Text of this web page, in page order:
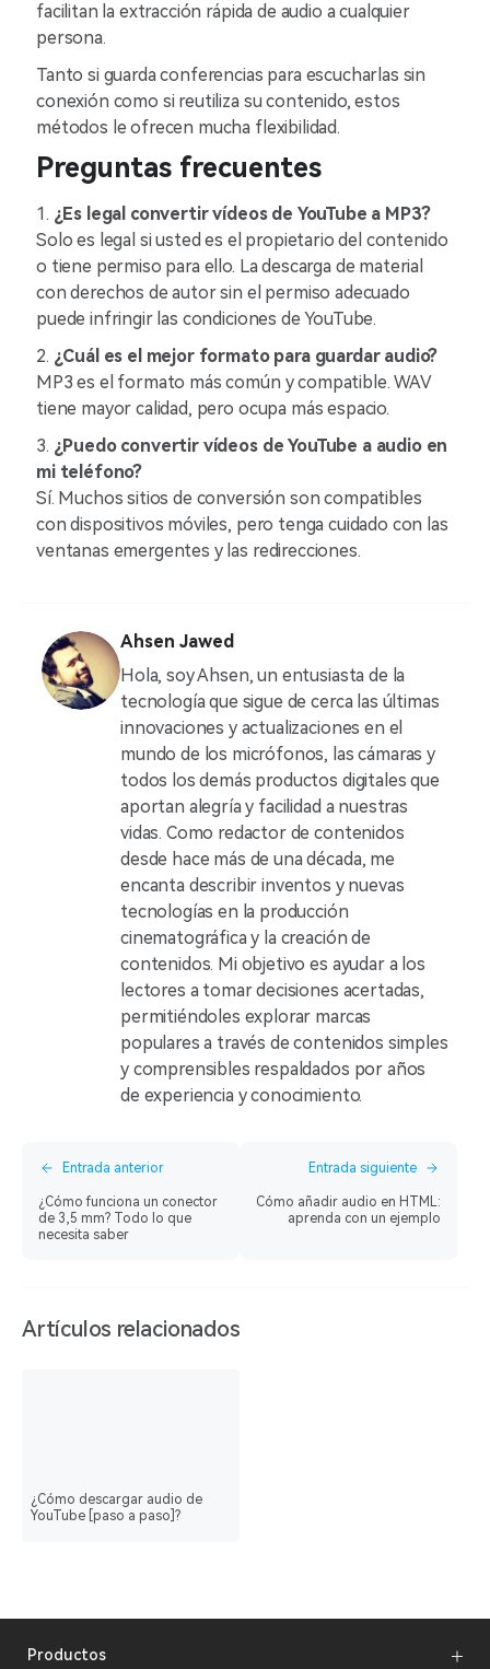
facilitan la extracción rápida de audio a cualquier
persona.
Tanto si guarda conferencias para escucharlas sin
conexión como si reutiliza su contenido, estos
métodos le ofrecen mucha flexibilidad.
Preguntas frecuentes
1. ¿Es legal convertir vídeos de YouTube a MP3?
Solo es legal si usted es el propietario del contenido
o tiene permiso para ello. La descarga de material
con derechos de autor sin el permiso adecuado
puede infringir las condiciones de YouTube.
2. ¿Cuál es el mejor formato para guardar audio?
MP3 es el formato más común y compatible. WAV
tiene mayor calidad, pero ocupa más espacio.
3. ¿Puedo convertir vídeos de YouTube a audio en
mi teléfono?
Sí. Muchos sitios de conversión son compatibles
con dispositivos móviles, pero tenga cuidado con las
ventanas emergentes y las redirecciones.
Ahsen Jawed
Hola, soy Ahsen, un entusiasta de la
tecnología que sigue de cerca las últimas
innovaciones y actualizaciones en el
mundo de los micrófonos, las cámaras y
todos los demás productos digitales que
aportan alegría y facilidad a nuestras
vidas. Como redactor de contenidos
desde hace más de una década, me
encanta describir inventos y nuevas
tecnologías en la producción
cinematográfica y la creación de
contenidos. Mi objetivo es ayudar a los
lectores a tomar decisiones acertadas,
permitiéndoles explorar marcas
populares a través de contenidos simples
y comprensibles respaldados por años
de experiencia y conocimiento.
Entrada anterior
¿Cómo funciona un conector
de 3,5 mm? Todo lo que
necesita saber
Entrada siguiente
Cómo añadir audio en HTML:
aprenda con un ejemplo
Artículos relacionados
¿Cómo descargar audio de
YouTube [paso a paso]?
Productos